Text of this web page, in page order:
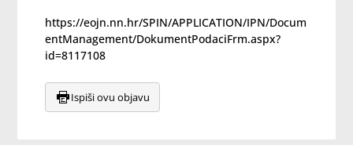
https://eojn.nn.hr/SPIN/APPLICATION/IPN/Docum
entManagement/DokumentPodaciFrm.aspx?
id=8117108
Ispiši ovu objavu